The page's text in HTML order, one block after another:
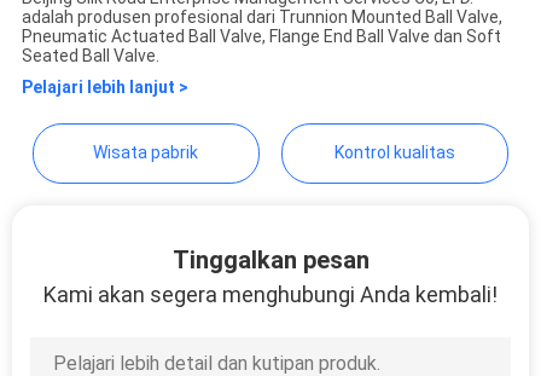
KEBIJAKAN
PRIVASI
Beijing Silk Road Enterprise
Management Services
Co.,LTD.
adalah produsen profesional dari Trunnion Mounted Ball Valve,
Pneumatic Actuated Ball Valve, Flange End Ball Valve dan Soft
Seated Ball Valve.
Pelajari lebih lanjut >
Wisata pabrik Kontrol kualitas
Tinggalkan pesan
Kami akan segera menghubungi Anda kembali!